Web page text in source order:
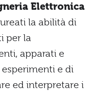
Elettronica
la abilità di
per la
apparati e
e di
ed interpretare i